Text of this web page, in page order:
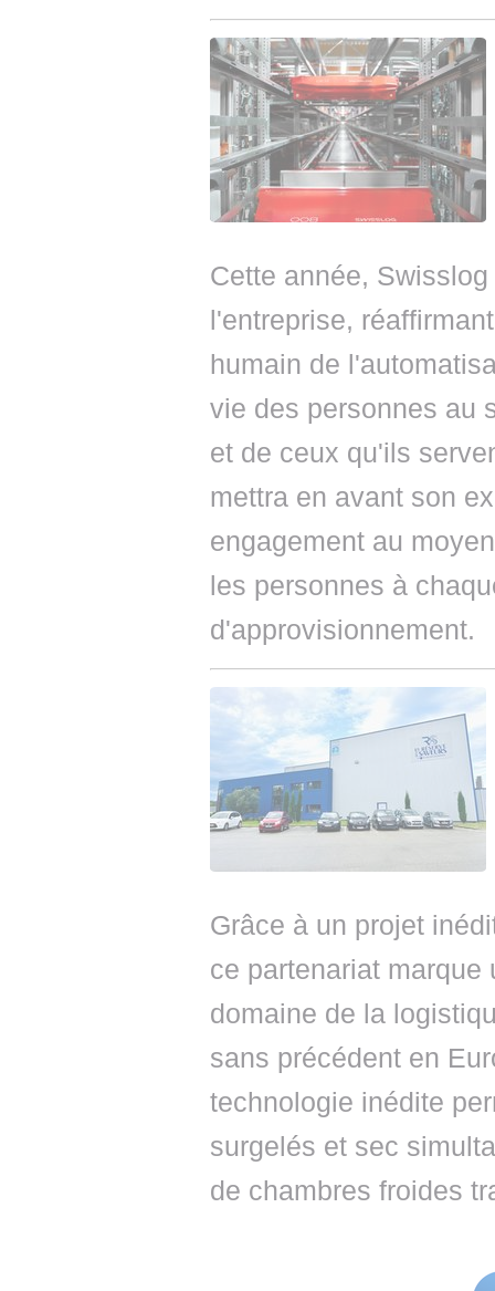
Cette année,
l'entreprise,
humain de
vie des personnes au
et de ceux qu'ils
mettra en avant son
engagement au
les personnes à
d'approvisionnement.
Grâce à un projet
ce partenariat
domaine de la
sans précédent en
technologie inédite
surgelés et sec
de chambres froides